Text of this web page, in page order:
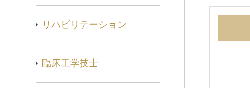
リハビリテーション
臨床工学技士